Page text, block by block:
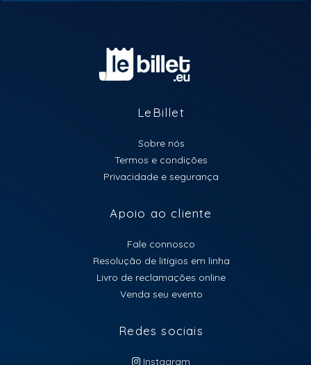
LeBillet
Sobre nós
Termos e condições
Privacidade e segurança
Apoio ao cliente
Fale connosco
Resolução de litígios em linha
Livro de reclamações online
Venda seu evento
Redes sociais
Instagram